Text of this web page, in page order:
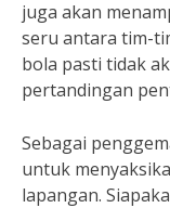
juga akan
seru antara tim-
bola pasti tidak
pertandingan
Sebagai
untuk
lapangan.